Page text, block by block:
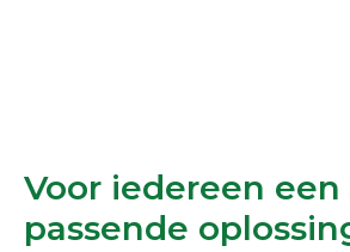
Voor iedereen een
passende